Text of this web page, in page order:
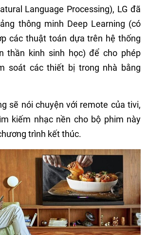
Language Processing), LG đã
thông minh Deep Learning (có
các thuật toán dựa trên hệ thống
thần kinh sinh học) để cho phép
soát các thiết bị trong nhà bằng
sẽ nói chuyện với remote của tivi,
kiếm nhạc nền cho bộ phim này
trình kết thúc.